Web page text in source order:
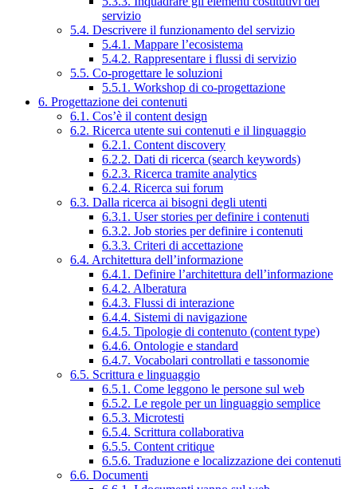
servizio
5.4. Descrivere il funzionamento del servizio
5.4.1. Mappare l’ecosistema
5.4.2. Rappresentare i flussi di servizio
5.5. Co-progettare le soluzioni
5.5.1. Workshop di co-progettazione
6. Progettazione dei contenuti
6.1. Cos’è il content design
6.2. Ricerca utente sui contenuti e il linguaggio
6.2.1. Content discovery
6.2.2. Dati di ricerca (search keywords)
6.2.3. Ricerca tramite analytics
6.2.4. Ricerca sui forum
6.3. Dalla ricerca ai bisogni degli utenti
6.3.1. User stories per definire i contenuti
6.3.2. Job stories per definire i contenuti
6.3.3. Criteri di accettazione
6.4. Architettura dell’informazione
6.4.1. Definire l’architettura dell’informazione
6.4.2. Alberatura
6.4.3. Flussi di interazione
6.4.4. Sistemi di navigazione
6.4.5. Tipologie di contenuto (content type)
6.4.6. Ontologie e standard
6.4.7. Vocabolari controllati e tassonomie
6.5. Scrittura e linguaggio
6.5.1. Come leggono le persone sul web
6.5.2. Le regole per un linguaggio semplice
6.5.3. Microtesti
6.5.4. Scrittura collaborativa
6.5.5. Content critique
6.5.6. Traduzione e localizzazione dei contenuti
6.6. Documenti